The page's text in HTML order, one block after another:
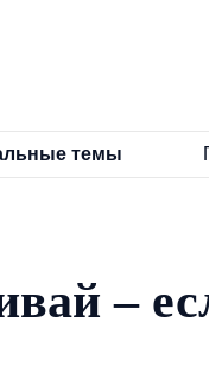
темы
–